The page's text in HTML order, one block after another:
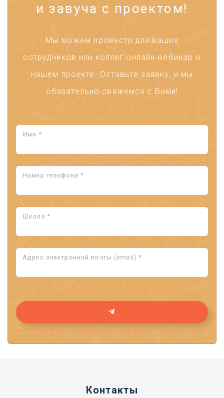
и завуча с проектом!
Мы можем провести для ваших
сотрудников или коллег онлайн-вебинар о
нашем проекте. Оставьте заявку, и мы
обязательно свяжемся с Вами!
Имя *
Номер телефона *
Школа *
Адрес электронной почты (email) *
Контакты